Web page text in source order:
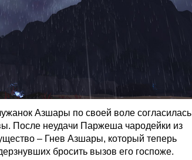
Азшары по своей воле согласилась
После неудачи Паржеша чародейки из
– Гнев Азшары, который теперь
бросить вызов его госпоже.